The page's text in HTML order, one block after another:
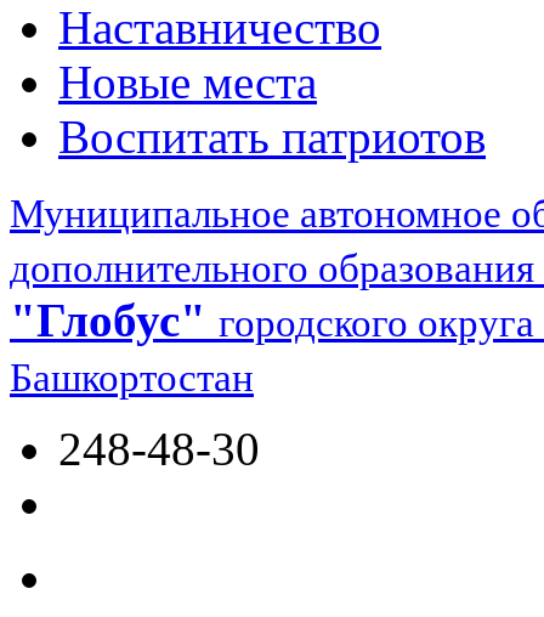
Наставничество
Новые места
Воспитать патриотов
Муниципальное автономное
дополнительного образования
"Глобус" городского
Башкортостан
248-48-30